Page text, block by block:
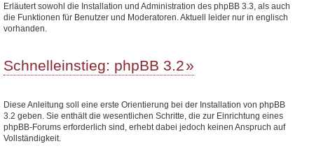
Erläutert sowohl die Installation und Administration des phpBB 3.3, als auch
die Funktionen für Benutzer und Moderatoren. Aktuell leider nur in englisch
vorhanden.
Schnelleinstieg: phpBB 3.2
Diese Anleitung soll eine erste Orientierung bei der Installation von phpBB
3.2 geben. Sie enthält die wesentlichen Schritte, die zur Einrichtung eines
phpBB-Forums erforderlich sind, erhebt dabei jedoch keinen Anspruch auf
Vollständigkeit.